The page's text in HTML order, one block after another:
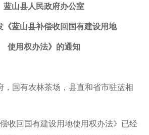
蓝山县人民政府办公室
《蓝山县补偿收回国有建设用地
使用权办法》的通知
，国有农林茶场，县直和省市驻蓝相
回国有建设用地使用权办法》已经